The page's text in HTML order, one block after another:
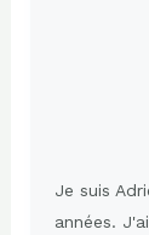
Je suis
années.